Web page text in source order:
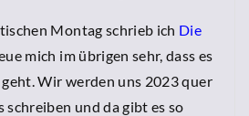
Montag schrieb ich Die
mich im übrigen sehr, dass es
Wir werden uns 2023 quer
und da gibt es so